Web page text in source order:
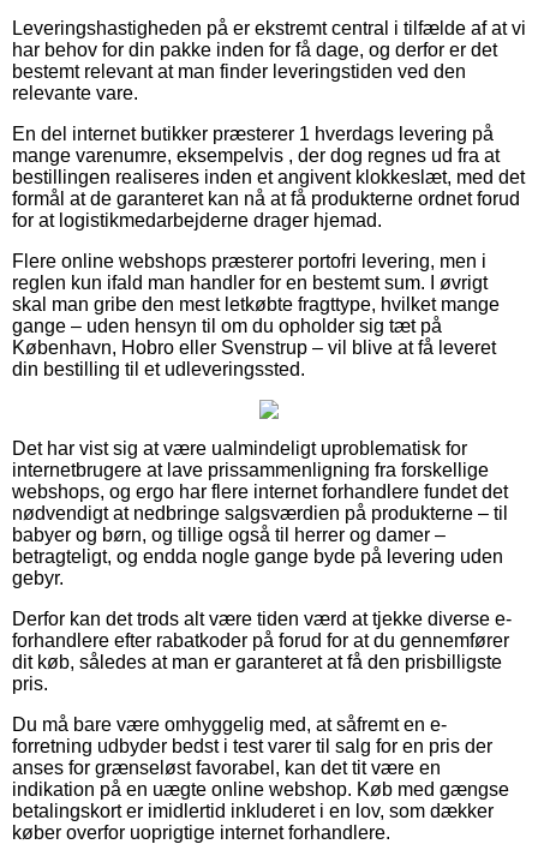
Leveringshastigheden på er ekstremt central i tilfælde af at vi
har behov for din pakke inden for få dage, og derfor er det
bestemt relevant at man finder leveringstiden ved den
relevante vare.
En del internet butikker præsterer 1 hverdags levering på
mange varenumre, eksempelvis , der dog regnes ud fra at
bestillingen realiseres inden et angivent klokkeslæt, med det
formål at de garanteret kan nå at få produkterne ordnet forud
for at logistikmedarbejderne drager hjemad.
Flere online webshops præsterer portofri levering, men i
reglen kun ifald man handler for en bestemt sum. I øvrigt
skal man gribe den mest letkøbte fragttype, hvilket mange
gange – uden hensyn til om du opholder sig tæt på
København, Hobro eller Svenstrup – vil blive at få leveret
din bestilling til et udleveringssted.
Det har vist sig at være ualmindeligt uproblematisk for
internetbrugere at lave prissammenligning fra forskellige
webshops, og ergo har flere internet forhandlere fundet det
nødvendigt at nedbringe salgsværdien på produkterne – til
babyer og børn, og tillige også til herrer og damer –
betragteligt, og endda nogle gange byde på levering uden
gebyr.
Derfor kan det trods alt være tiden værd at tjekke diverse e-
forhandlere efter rabatkoder på forud for at du gennemfører
dit køb, således at man er garanteret at få den prisbilligste
pris.
Du må bare være omhyggelig med, at såfremt en e-
forretning udbyder bedst i test varer til salg for en pris der
anses for grænseløst favorabel, kan det tit være en
indikation på en uægte online webshop. Køb med gængse
betalingskort er imidlertid inkluderet i en lov, som dækker
køber overfor uoprigtige internet forhandlere.